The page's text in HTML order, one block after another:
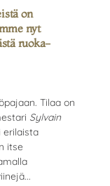
on
nyt
ruoka-
Tilaa on
Sylvain
erilaista
itse